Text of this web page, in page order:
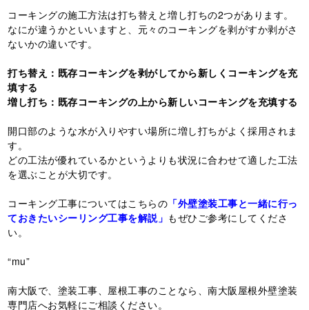
コーキングの施工方法は打ち替えと増し打ちの2つがあります。
なにが違うかといいますと、元々のコーキングを剥がすか剥がさ
ないかの違いです。
打ち替え：既存コーキングを剥がしてから新しくコーキングを充
填する
増し打ち：既存コーキングの上から新しいコーキングを充填する
開口部のような水が入りやすい場所に増し打ちがよく採用されま
す。
どの工法が優れているかというよりも状況に合わせて適した工法
を選ぶことが大切です。
コーキング工事についてはこちらの 「外壁塗装工事と一緒に行っ
ておきたいシーリング工事を解説」 もぜひご参考にしてくださ
い。
“mu”
南大阪で、塗装工事、屋根工事のことなら、南大阪屋根外壁塗装
専門店へお気軽にご相談ください。